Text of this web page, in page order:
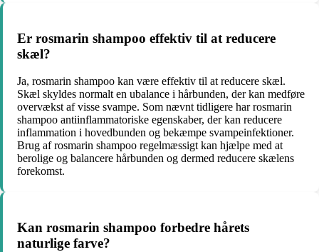
Er rosmarin shampoo effektiv til at reducere
skæl?
Ja, rosmarin shampoo kan være effektiv til at reducere skæl.
Skæl skyldes normalt en ubalance i hårbunden, der kan medføre
overvækst af visse svampe. Som nævnt tidligere har rosmarin
shampoo antiinflammatoriske egenskaber, der kan reducere
inflammation i hovedbunden og bekæmpe svampeinfektioner.
Brug af rosmarin shampoo regelmæssigt kan hjælpe med at
berolige og balancere hårbunden og dermed reducere skælens
forekomst.
Kan rosmarin shampoo forbedre hårets
naturlige farve?